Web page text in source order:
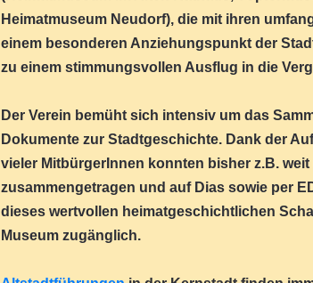
Heimatmuseum Neudorf), die mit ihren
einem besonderen Anziehungspunkt der
zu einem stimmungsvollen Ausflug in die
Der Verein bemüht sich intensiv um das
Dokumente zur Stadtgeschichte. Dank der
vieler MitbürgerInnen konnten bisher z.B. weit
zusammengetragen und auf Dias sowie per
dieses wertvollen heimatgeschichtlichen
Museum zugänglich.